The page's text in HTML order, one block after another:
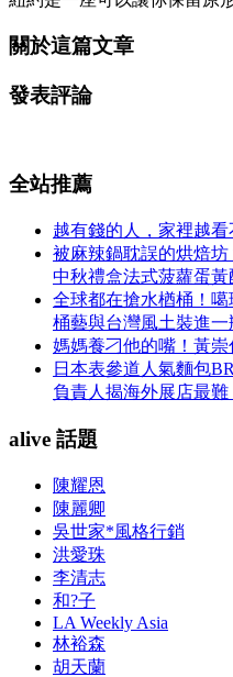
關於這篇文章
發表評論
全站推薦
越有錢的人，家裡越
被麻辣鍋耽誤的烘焙
中秋禮盒法式菠蘿蛋黃
全球都在搶水楢桶！
桶藝與台灣風土裝進一
媽媽養刁他的嘴！黃
日本表參道人氣麵包
負責人揭海外展店最
alive 話題
陳耀恩
陳麗卿
吳世家*風格行銷
洪愛珠
李清志
和?子
LA Weekly Asia
林裕森
胡天蘭